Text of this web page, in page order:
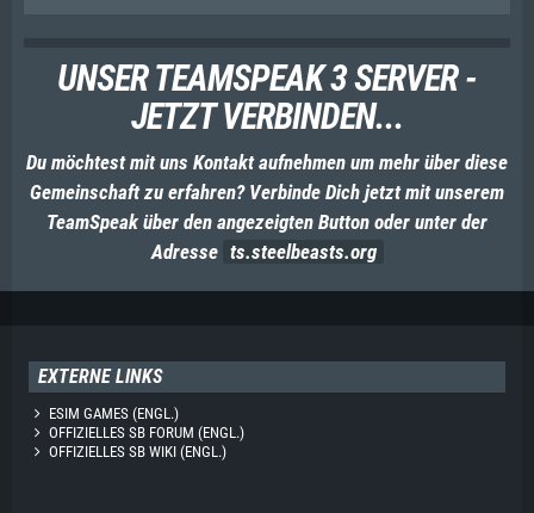
UNSER TEAMSPEAK 3 SERVER -
JETZT VERBINDEN...
Du möchtest mit uns Kontakt aufnehmen um mehr über diese
Gemeinschaft zu erfahren? Verbinde Dich jetzt mit unserem
TeamSpeak über den angezeigten Button oder unter der
Adresse ts.steelbeasts.org
EXTERNE LINKS
ESIM GAMES (ENGL.)
OFFIZIELLES SB FORUM (ENGL.)
OFFIZIELLES SB WIKI (ENGL.)